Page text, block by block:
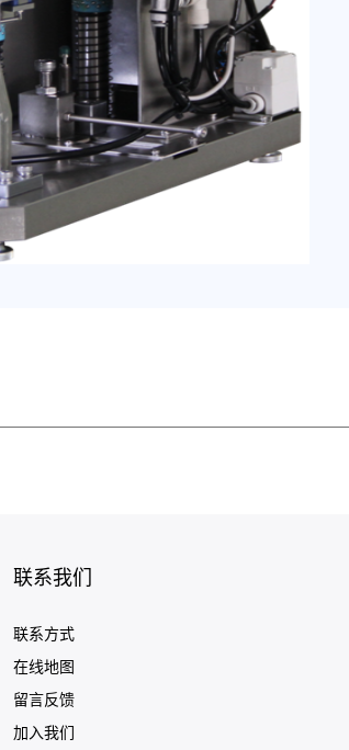
联系我们
联系方式
在线地图
留言反馈
加入我们